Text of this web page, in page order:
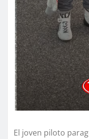
El joven piloto